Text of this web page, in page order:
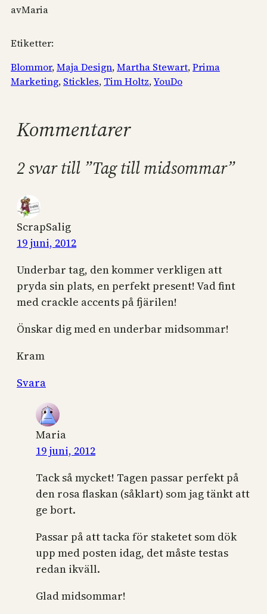
avMaria
Etiketter:
Blommor, Maja Design, Martha Stewart, Prima
Marketing, Stickles, Tim Holtz, YouDo
Kommentarer
2 svar till ”Tag till midsommar”
ScrapSalig
19 juni, 2012
Underbar tag, den kommer verkligen att
pryda sin plats, en perfekt present! Vad fint
med crackle accents på fjärilen!
Önskar dig med en underbar midsommar!
Kram
Svara
Maria
19 juni, 2012
Tack så mycket! Tagen passar perfekt på
den rosa flaskan (såklart) som jag tänkt att
ge bort.
Passar på att tacka för staketet som dök
upp med posten idag, det måste testas
redan ikväll.
Glad midsommar!